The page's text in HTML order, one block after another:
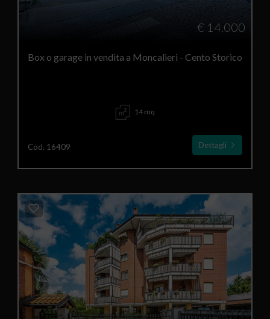
€ 14.000
Box o garage in vendita a Moncalieri - Cento Storico
14 mq
Cod. 16409 Dettagli